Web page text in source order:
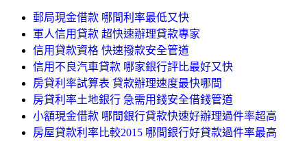
郵局現金借款 哪間利率最低又快
軍人信用貸款 超快速辦理貸款專家
信用貸款資格 快速撥款安全管道
信用不良汽車貸款 哪家銀行評比最好又快
房貸利率試算表 貸款辦理速度最快哪間
房貸利率土地銀行 急需用錢安全借錢管道
小額現金借款 哪間銀行貸款快速好辦理過件率超高
房屋貸款利率比較2015 哪間銀行好貸款過件率最高